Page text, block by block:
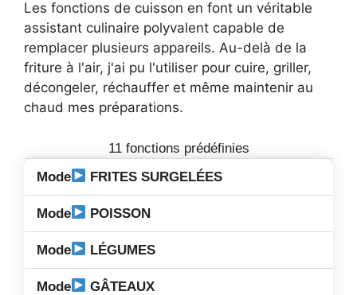
Les fonctions de cuisson en font un véritable
assistant culinaire polyvalent capable de
remplacer plusieurs appareils. Au-delà de la
friture à l'air, j'ai pu l'utiliser pour cuire, griller,
décongeler, réchauffer et même maintenir au
chaud mes préparations.
11 fonctions prédéfinies
FRITES SURGELÉES
POISSON
LÉGUMES
GÂTEAUX